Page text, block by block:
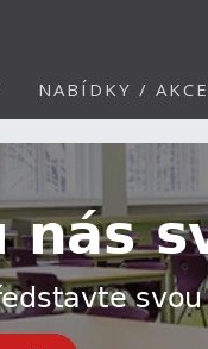
NABÍDKY / AKCE